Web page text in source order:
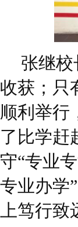
张继校
收获；只
顺利举行
了比学赶
守“专业
专业办学
上笃行致